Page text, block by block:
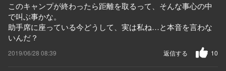
このキャンプが終わったら距離を取るって、そんな事心の中
で叫ぶ事かな。
助手席に座っている今どうして、実は私ね…と本音を言わな
いんだ？
2019/06/28 08:39 10
返信する